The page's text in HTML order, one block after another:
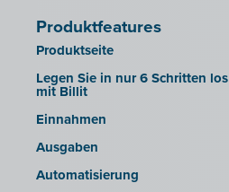
Produktfeatures
Produktseite
Legen Sie in nur 6 Schritten los
mit Billit
Einnahmen
Ausgaben
Automatisierung